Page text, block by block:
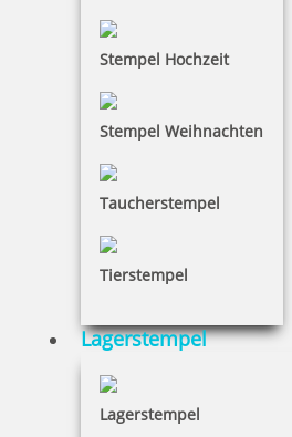
Stempel Hochzeit
Stempel Weihnachten
Taucherstempel
Tierstempel
Lagerstempel
Lagerstempel